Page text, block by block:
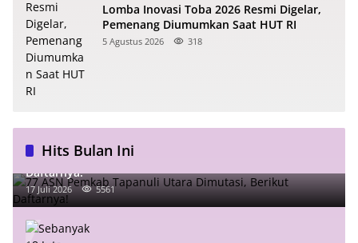
Lomba Inovasi Toba 2026 Resmi Digelar,
Pemenang Diumumkan Saat HUT RI
5 Agustus 2026 318
Hits Bulan Ini
77 ASN Pemkab Tapanuli Utara Dimutasi, Berikut
Daftarnya!
17 Juli 2026 5561